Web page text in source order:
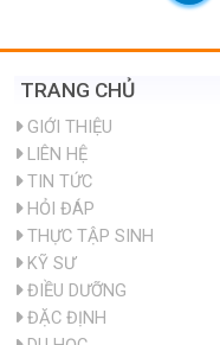
dựng, đơn hàng lợp
rất nhiều vì mức lương
vẫn còn e ngại: "Làm
"Công việc có vất vả
nhận về là bao nhiêu?". Bài viết này sẽ review chi tiết và
khách quan nhất về
giúp bạn có cái nhìn
sơ.
TRANG CHỦ
GIỚI THIỆU
LIÊN HỆ
TIN TỨC